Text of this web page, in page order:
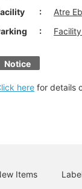
Atre
Notice
here for details
Items